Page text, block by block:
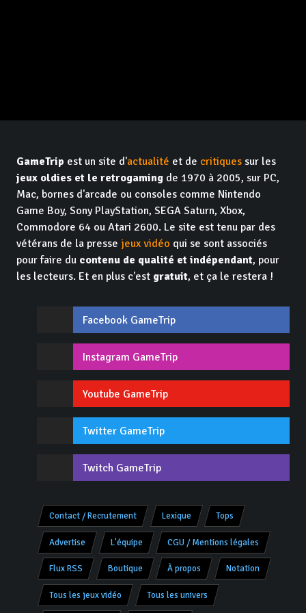
GameTrip est un site d'actualité et de critiques sur les
jeux oldies et le retrogaming de 1970 à 2005, sur PC,
Mac, bornes d'arcade ou consoles comme Nintendo
Game Boy, Sony PlayStation, SEGA Saturn, Xbox,
Commodore 64 ou Atari 2600. Le site est tenu par des
vétérans de la presse jeux vidéo qui se sont associés
pour faire du contenu de qualité et indépendant, pour
les lecteurs. Et en plus c'est gratuit, et ça le restera !
Facebook GameTrip
Instagram GameTrip
Youtube GameTrip
Twitter GameTrip
Twitch GameTrip
Contact / Recrutement Lexique Tops
Advertise L'équipe CGU / Mentions légales
Flux RSS Boutique À propos Notation
Tous les jeux vidéo Tous les univers